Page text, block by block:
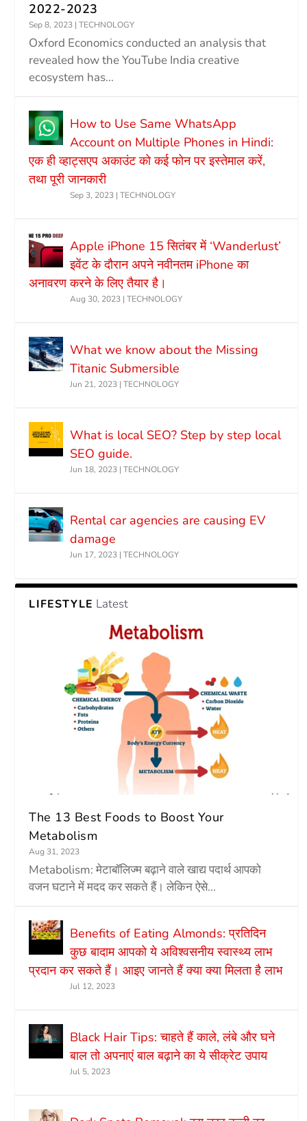
2022-2023
Sep 8, 2023 |TECHNOLOGY
Oxford Economics conducted an analysis that
revealed how the YouTube India creative
ecosystem has...
How to Use Same WhatsApp
Account on Multiple Phones in Hindi:
एक ही व्हाट्सएप अकाउंट को कई फोन पर इस्तेमाल करें,
तथा पूरी जानकारी
Sep 3, 2023 |TECHNOLOGY
Apple iPhone 15 सितंबर में ‘Wanderlust’
इवेंट के दौरान अपने नवीनतम iPhone का
अनावरण करने के लिए तैयार है।
Aug 30, 2023 |TECHNOLOGY
What we know about the Missing
Titanic Submersible
Jun 21, 2023 |TECHNOLOGY
What is local SEO? Step by step local
SEO guide.
Jun 18, 2023 |TECHNOLOGY
Rental car agencies are causing EV
damage
Jun 17, 2023 |TECHNOLOGY
LIFESTYLE Latest
The 13 Best Foods to Boost Your
Metabolism
Aug 31, 2023
Metabolism: मेटाबॉलिज्म बढ़ाने वाले खाद्य पदार्थ आपको
वजन घटाने में मदद कर सकते हैं। लेकिन ऐसे...
Benefits of Eating Almonds: प्रतिदिन
कुछ बादाम आपको ये अविश्वसनीय स्वास्थ्य लाभ
प्रदान कर सकते हैं। आइए जानते हैं क्या क्या मिलता है लाभ
Jul 12, 2023
Black Hair Tips: चाहते हैं काले, लंबे और घने
बाल तो अपनाएं बाल बढ़ाने का ये सीक्रेट उपाय
Jul 5, 2023